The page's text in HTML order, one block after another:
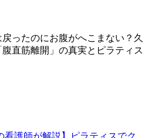
ったのにお腹がへこまない？久
直筋離開」の真実とピラティス
看護師が解説】ピラティスでク